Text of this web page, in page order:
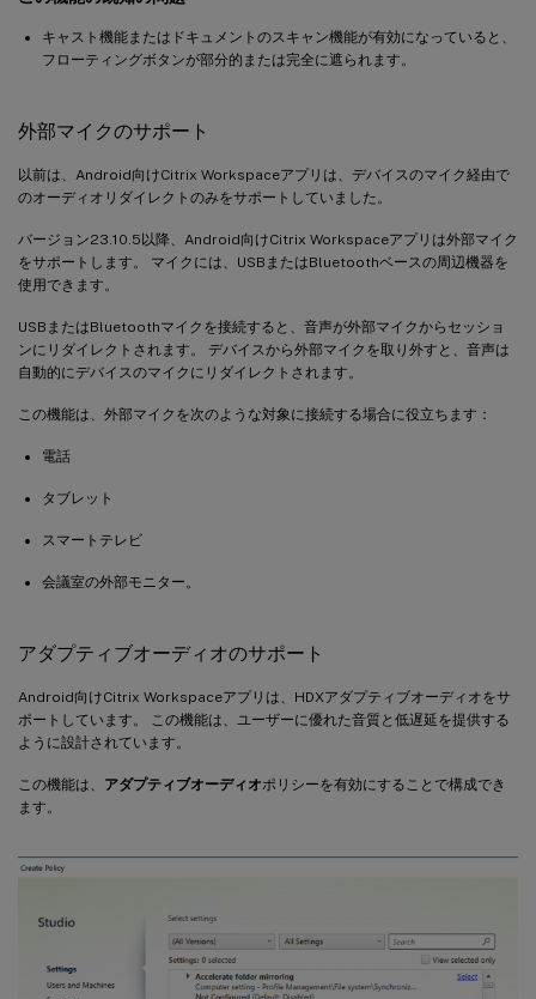
キャスト機能またはドキュメントのスキャン機能が有効になっていると、
フローティングボタンが部分的または完全に遮られます。
外部マイクのサポート
以前は、Android向けCitrix Workspaceアプリは、デバイスのマイク経由で
のオーディオリダイレクトのみをサポートしていました。
バージョン23.10.5以降、Android向けCitrix Workspaceアプリは外部マイク
をサポートします。 マイクには、USBまたはBluetoothベースの周辺機器を
使用できます。
USBまたはBluetoothマイクを接続すると、音声が外部マイクからセッショ
ンにリダイレクトされます。 デバイスから外部マイクを取り外すと、音声は
自動的にデバイスのマイクにリダイレクトされます。
この機能は、外部マイクを次のような対象に接続する場合に役立ちます：
電話
タブレット
スマートテレビ
会議室の外部モニター。
アダプティブオーディオのサポート
Android向けCitrix Workspaceアプリは、HDXアダプティブオーディオをサ
ポートしています。 この機能は、ユーザーに優れた音質と低遅延を提供する
ように設計されています。
この機能は、 アダプティブオーディオポリシーを有効にすることで構成でき
ます。